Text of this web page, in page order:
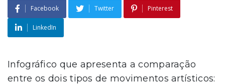
Facebook Twitter Pinterest
LinkedIn
Infográfico que apresenta a comparação
entre os dois tipos de movimentos artísticos: